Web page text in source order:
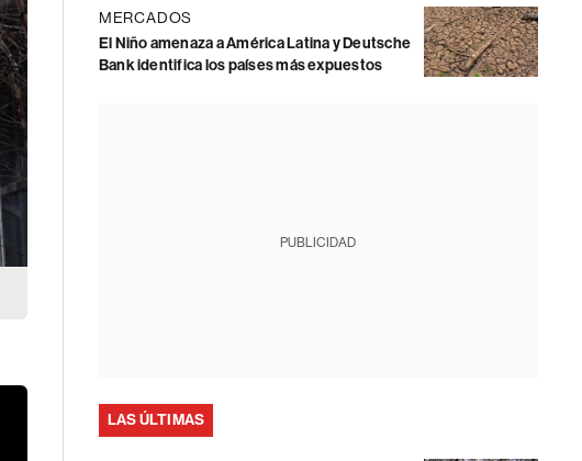
MERCADOS
El Niño amenaza a América Latina y Deutsche
Bank identifica los países más expuestos
PUBLICIDAD
LAS ÚLTIMAS